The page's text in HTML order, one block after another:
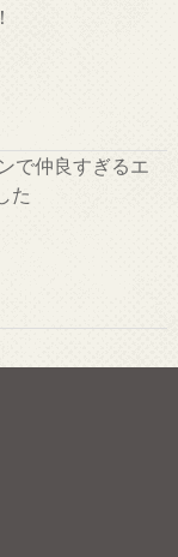
で仲良すぎるエ
た